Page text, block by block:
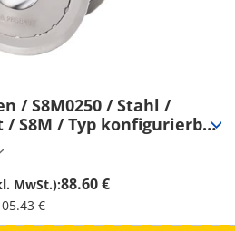
/ S8M0250 / Stahl /
S8M / Typ konfigurierbar
/ konfigurierbar (S1-
MwSt.):88.60 €
€